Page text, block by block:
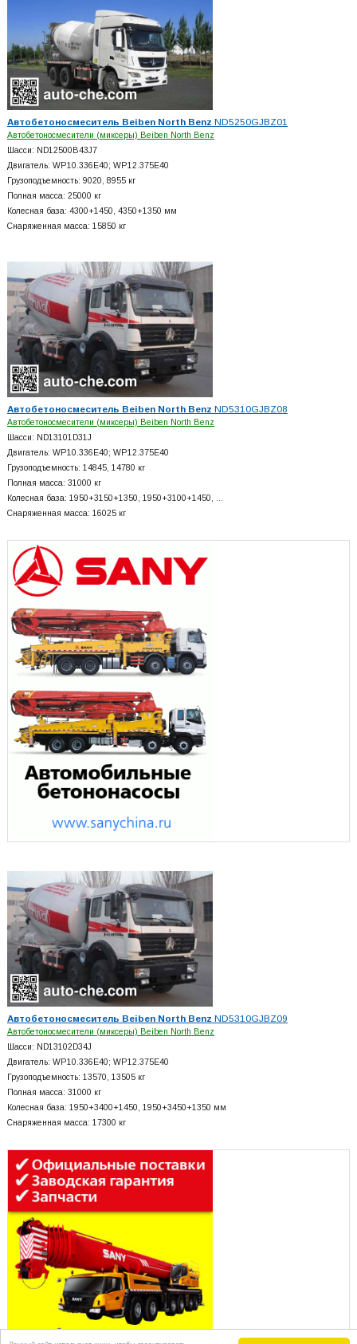
Автобетоносмеситель Beiben North Benz ND5250GJBZ01
Автобетоносмесители (миксеры) Beiben North Benz
Шасси: ND12500B43J7
Двигатель: WP10.336E40; WP12.375E40
Грузоподъемность: 9020, 8955 кг
Полная масса: 25000 кг
Колесная база: 4300+1450, 4350+1350 мм
Снаряженная масса: 15850 кг
Автобетоносмеситель Beiben North Benz ND5310GJBZ08
Автобетоносмесители (миксеры) Beiben North Benz
Шасси: ND13101D31J
Двигатель: WP10.336E40; WP12.375E40
Грузоподъемность: 14845, 14780 кг
Полная масса: 31000 кг
Колесная база: 1950+3150+1350, 1950+3100+1450, …
Снаряженная масса: 16025 кг
Автобетоносмеситель Beiben North Benz ND5310GJBZ09
Автобетоносмесители (миксеры) Beiben North Benz
Шасси: ND13102D34J
Двигатель: WP10.336E40; WP12.375E40
Грузоподъемность: 13570, 13505 кг
Полная масса: 31000 кг
Колесная база: 1950+3400+1450, 1950+3450+1350 мм
Снаряженная масса: 17300 кг